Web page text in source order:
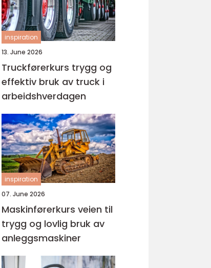
inspiration
13. June 2026
Truckførerkurs trygg og
effektiv bruk av truck i
arbeidshverdagen
inspiration
07. June 2026
Maskinførerkurs veien til
trygg og lovlig bruk av
anleggsmaskiner